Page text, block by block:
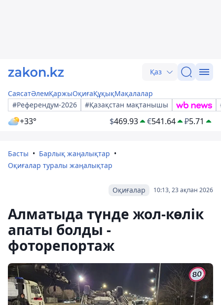
Қаз
СаясатӘлемҚаржыОқиғаҚұқықМақалалар
#Референдум-2026
#Қазақстан мақтанышы
+33° $469.93 €541.64 ₽5.71
Басты
Барлық жаңалықтар
Оқиғалар туралы жаңалықтар
10:13, 23 ақпан 2026
Оқиғалар
Алматыда түнде жол-көлік
апаты болды -
фоторепортаж